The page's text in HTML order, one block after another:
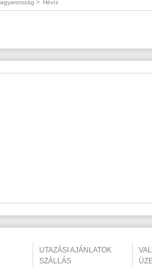
> Hévíz
UTAZÁSI AJÁNLATOK
SZÁLLÁS